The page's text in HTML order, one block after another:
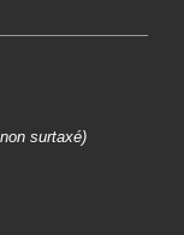
surtaxé)